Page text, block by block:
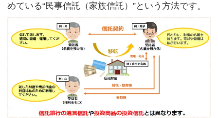
めている“民事信託（家族信託）”という方法です。